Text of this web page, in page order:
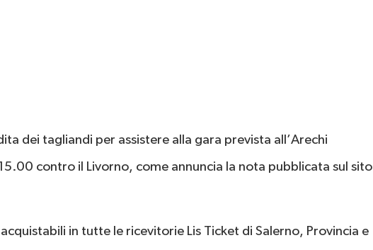
dei tagliandi per assistere alla gara prevista all’Arechi
contro il Livorno, come annuncia la nota pubblicata sul sito
in tutte le ricevitorie Lis Ticket di Salerno, Provincia e